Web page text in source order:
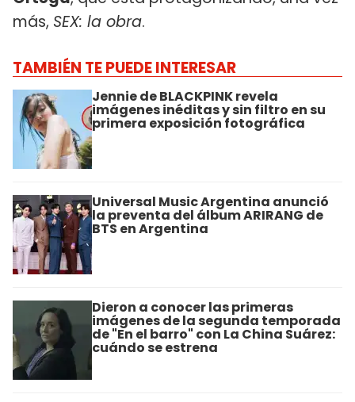
más, SEX: la obra.
TAMBIÉN TE PUEDE INTERESAR
Jennie de BLACKPINK revela
imágenes inéditas y sin filtro en su
primera exposición fotográfica
Universal Music Argentina anunció
la preventa del álbum ARIRANG de
BTS en Argentina
Dieron a conocer las primeras
imágenes de la segunda temporada
de "En el barro" con La China Suárez:
cuándo se estrena